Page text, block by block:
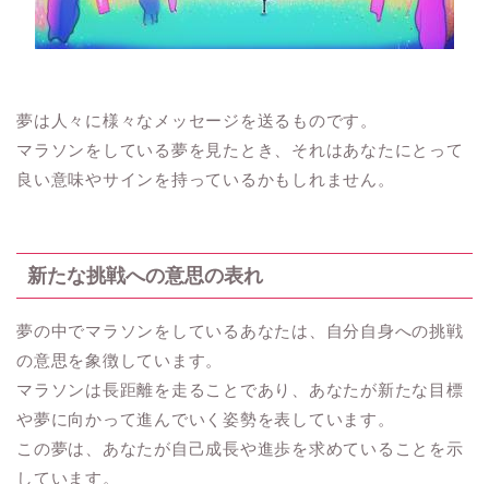
夢は人々に様々なメッセージを送るものです。
マラソンをしている夢を見たとき、それはあなたにとって
良い意味やサインを持っているかもしれません。
新たな挑戦への意思の表れ
夢の中でマラソンをしているあなたは、自分自身への挑戦
の意思を象徴しています。
マラソンは長距離を走ることであり、あなたが新たな目標
や夢に向かって進んでいく姿勢を表しています。
この夢は、あなたが自己成長や進歩を求めていることを示
しています。